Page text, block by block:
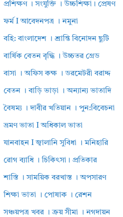
প্রশিক্ষণ । সংযুক্তি । উচ্চশিক্ষা। প্রেষণ
ফর্ম I আবেদনপত্র । নমুনা
বহি: বাংলাদেশ । শ্রান্তি বিনোদন ছুটি
বার্ষিক বেতন বৃদ্ধি । উচ্চতর গ্রেড
বাসা । অফিস কক্ষ । ডরমেটরী বরাদ্দ
বেতন । বাড়ি ভাড়া । অন্যান্য ভাতাদি
বৈষম্য । দাবীর খতিয়ান । পুন:বিবেচনা
ভ্রমণ ভাতা I অধিকাল ভাতা
যানবাহন I জ্বালানি সুবিধা । মনিহারি
রোগ ব্যাধি । চিকিৎসা। প্রতিকার
শাস্তি । সাময়িক বরখাস্ত । অপসারণ
শিক্ষা ভাতা । পোষাক । রেশন
সঞ্চয়পত্র খবর । ক্রয় সীমা । নগদায়ন